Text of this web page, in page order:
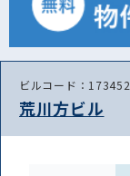
ビルコード：173452
荒川方ビル